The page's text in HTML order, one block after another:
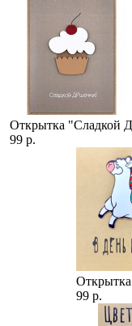
Открытка "Сладкой
99 р.
99 р.